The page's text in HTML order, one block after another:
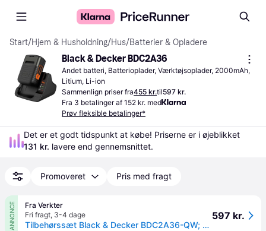
Start/Hjem & Husholdning/Hus/Batterier & Opladere
Black & Decker BDC2A36
Andet batteri, Batterioplader, Værktøjsoplader, 2000mAh,
Litium, Li-ion
Sammenlign priser fra455 kr.til597 kr.
Fra 3 betalinger af 152 kr. med
Prøv fleksible betalinger*
131 kr. lavere end gennemsnittet.
Promoveret Pris med fragt
ANNONCE
Fra Verkter
Fri fragt, 3-4 dage
Tilbehørssæt Black & Decker BDC2A36-QW; 36 V; 1x2,0 Ah
597 kr.